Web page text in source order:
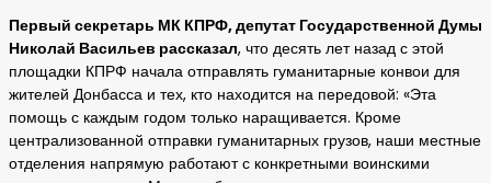
Первый секретарь МК КПРФ, депутат Государственной Думы
Николай Васильев рассказал, что десять лет назад с этой
площадки КПРФ начала отправлять гуманитарные конвои для
жителей Донбасса и тех, кто находится на передовой: «Эта
помощь с каждым годом только наращивается. Кроме
централизованной отправки гуманитарных грузов, наши местные
отделения напрямую работают с конкретными воинскими